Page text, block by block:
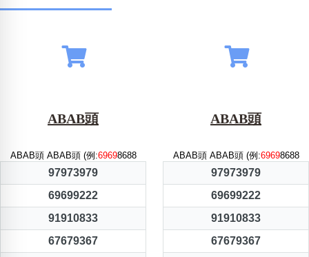
ABAB頭
ABAB頭 ABAB頭 (例:69698688
97973979
69699222
91910833
67679367
ABAB頭
ABAB頭 ABAB頭 (例:69698688
97973979
69699222
91910833
67679367